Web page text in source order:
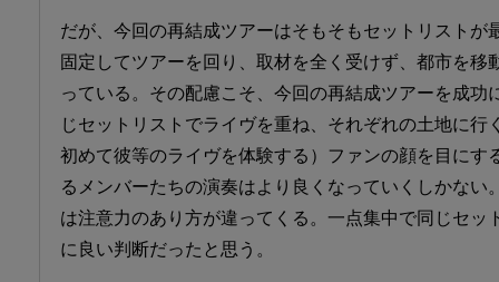
だが、今回の再結成ツアーはそもそもセットリストが
固定してツアーを回り、取材を全く受けず、都市を移
っている。その配慮こそ、今回の再結成ツアーを成功
じセットリストでライヴを重ね、それぞれの土地に行
初めて彼等のライヴを体験する）ファンの顔を目にす
るメンバーたちの演奏はより良くなっていくしかない
は注意力のあり方が違ってくる。一点集中で同じセッ
に良い判断だったと思う。